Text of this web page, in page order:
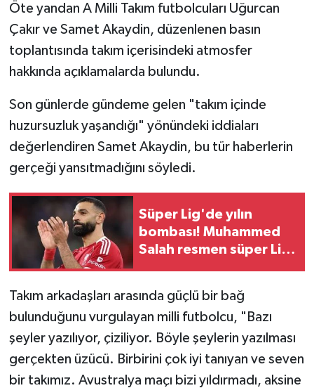
Öte yandan A Milli Takım futbolcuları Uğurcan
Çakır ve Samet Akaydin, düzenlenen basın
toplantısında takım içerisindeki atmosfer
hakkında açıklamalarda bulundu.
Son günlerde gündeme gelen "takım içinde
huzursuzluk yaşandığı" yönündeki iddiaları
değerlendiren Samet Akaydin, bu tür haberlerin
gerçeği yansıtmadığını söyledi.
Süper Lig'de yılın
bombası! Muhammed
Salah resmen süper Lig
Takım arkadaşları arasında güçlü bir bağ
bulunduğunu vurgulayan milli futbolcu, "Bazı
şeyler yazılıyor, çiziliyor. Böyle şeylerin yazılması
gerçekten üzücü. Birbirini çok iyi tanıyan ve seven
bir takımız. Avustralya maçı bizi yıldırmadı, aksine